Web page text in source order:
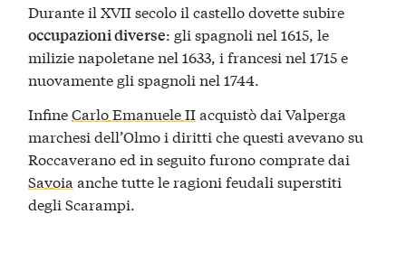
Durante il XVII secolo il castello dovette subire
occupazioni diverse: gli spagnoli nel 1615, le
milizie napoletane nel 1633, i francesi nel 1715 e
nuovamente gli spagnoli nel 1744.
InfineCarlo Emanuele IIacquistò dai Valperga
marchesi dell’Olmo i diritti che questi avevano su
Roccaverano ed in seguito furono comprate dai
Savoia anche tutte le ragioni feudali superstiti
degli Scarampi.